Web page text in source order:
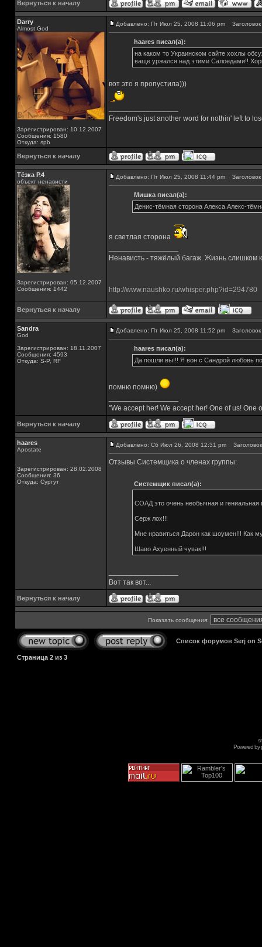
Вернуться к началу
Darry
Almost God
Зарегистрирован: 10.12.2007
Сообщения: 1580
Откуда: spb
Добавлено: Пт Июл 25, 2008 11:06 pm
haares писал(а):
на каком то Украинском сайте хохлы
ваще уржался над этими Салоедами!!
вот это я пропустила)))
Freedom's just another word for nothin' left to
Вернуться к началу
Тёзка Р.4
объект ненависти
Зарегистрирован: 05.12.2007
Сообщения: 1442
Добавлено: Пт Июл 25, 2008 11:44 pm
Мишка писал(а):
Денис-тёмная сторона Алекса.Алекс-
я светлая сторона
Ненависть - тяжёлый багаж. Жизнь слишком
http://www.naushko.ru/whisper.php?id=294780
Вернуться к началу
Sandra
God
Зарегистрирован: 18.11.2007
Сообщения: 4593
Откуда: S-P, RF
Добавлено: Пт Июл 25, 2008 11:52 pm
haares писал(а):
Да пошли вы!!! Я вон с Сандрой любовь
помню помню)
"We accept her! We accept her! One of us!
Вернуться к началу
haares
Apostate
Зарегистрирован: 28.02.2008
Сообщения: 36
Откуда: Сургут
Добавлено: Сб Июл 26, 2008 12:31 pm
Отзывы Системщика о членах группы:
Системщик писал(а):
СОАД это очень необычная и гениальная
Серж лох!!!
Мне нравиться Дарон как шоумен!!! Как
Шаво Ахуенный чувак!!!
Вот так вот...
Вернуться к началу
Показать сообщения:
Список форумов Serj on
Страница 2 из 3
Powered by